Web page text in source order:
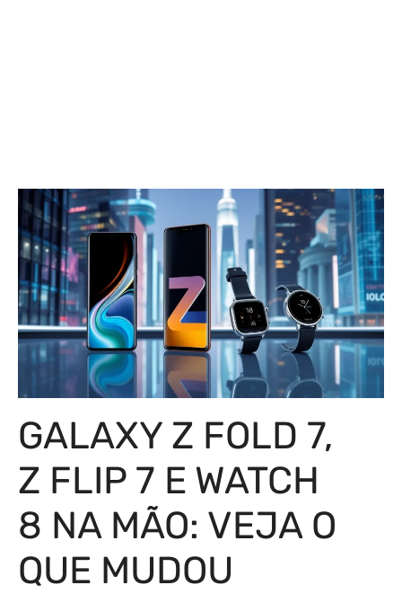
GALAXY Z FOLD 7,
Z FLIP 7 E WATCH
8 NA MÃO: VEJA O
QUE MUDOU